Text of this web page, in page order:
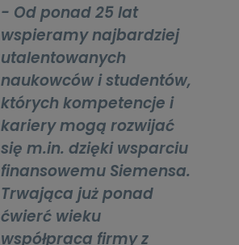
- Od ponad 25 lat
wspieramy najbardziej
utalentowanych
naukowców i studentów,
których kompetencje i
kariery mogą rozwijać
się m.in. dzięki wsparciu
finansowemu Siemensa.
Trwająca już ponad
ćwierć wieku
współpraca firmy z